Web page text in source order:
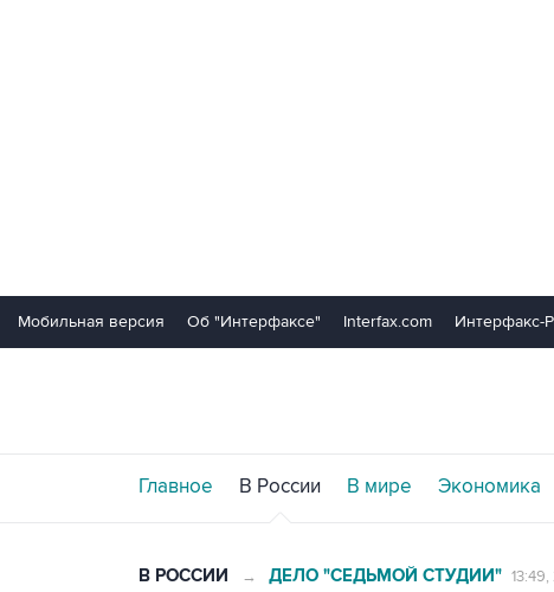
Мобильная версия Об "Интерфаксе" Interfax.com Интерфакс-
Главное В России В мире Экономика
В РОССИИ → ДЕЛО "СЕДЬМОЙ СТУДИИ"